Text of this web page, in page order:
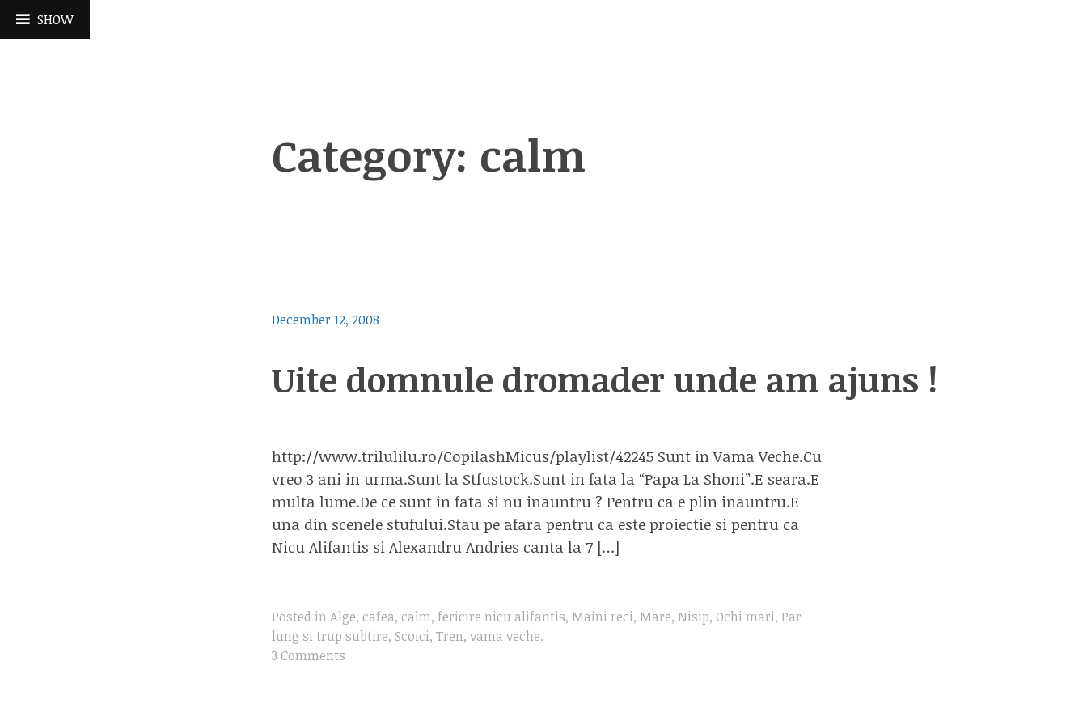
SHOW
Category: calm
December 12, 2008
Uite domnule dromader unde am ajuns !
http://www.trilulilu.ro/CopilashMicus/playlist/42245 Sunt in Vama Veche.Cu
vreo 3 ani in urma.Sunt la Stfustock.Sunt in fata la “Papa La Shoni”.E seara.E
multa lume.De ce sunt in fata si nu inauntru ? Pentru ca e plin inauntru.E
una din scenele stufului.Stau pe afara pentru ca este proiectie si pentru ca
Nicu Alifantis si Alexandru Andries canta la 7 […]
Posted in Alge, cafea, calm, fericire nicu alifantis, Maini reci, Mare, Nisip, Ochi mari, Par
lung si trup subtire, Scoici, Tren, vama veche.
3 Comments